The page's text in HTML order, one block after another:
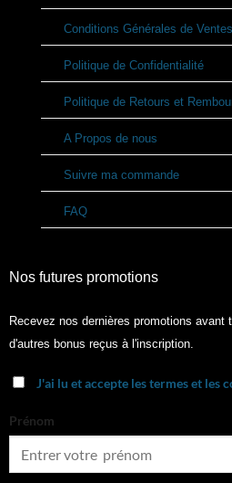
Conditions Générales de Ventes
Politique de Confidentialité
Politique de Retours et
A Propos de nous
Suivre ma commande
FAQ
Nos futures promotions
Recevez nos dernières promotions
d'autres bonus reçus à l'inscription.
J'ai lu et accepte les termes et les
Prénom